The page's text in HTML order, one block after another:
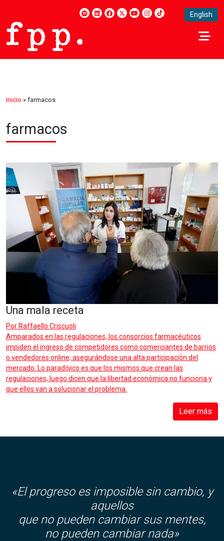
English
Inicio » farmacos
farmacos
Una mala receta
Por Raffaello Criscuoli
Amparados en las regulaciones, los consorcios farmacéuticos
impiden el ingreso de competidores como comerciantes de barrios
o vendedores online, asegurándose una alta participación del
mercado. Lo paradójico es que los mismos que crean las
regulaciones, luego dicen que la libertad económica no funciona y
que ellos van a solucionar el problema.
Leer más
«El progreso es imposible sin cambio, y
aquellos
que no pueden cambiar sus mentes,
no pueden cambiar nada»